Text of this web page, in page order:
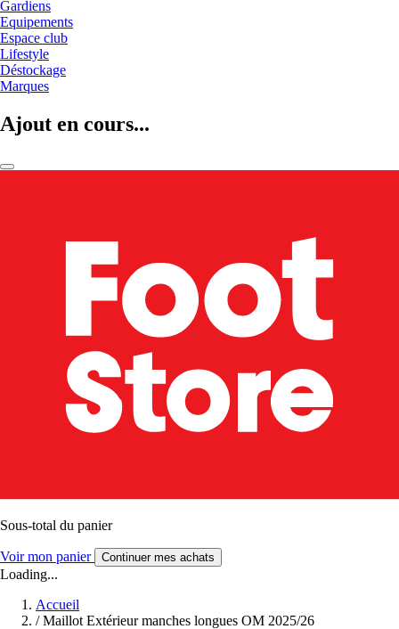
Gardiens
Equipements
Espace club
Lifestyle
Déstockage
Marques
Ajout en cours...
Sous-total du panier
Voir mon panier Continuer mes achats
Loading...
Accueil
/ Maillot Extérieur manches longues OM 2025/26